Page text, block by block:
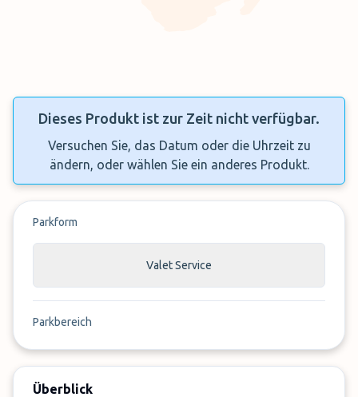
Dieses Produkt ist zur Zeit nicht verfügbar.
Versuchen Sie, das Datum oder die Uhrzeit zu
ändern, oder wählen Sie ein anderes Produkt.
Parkform
Valet Service
Parkbereich
Überblick